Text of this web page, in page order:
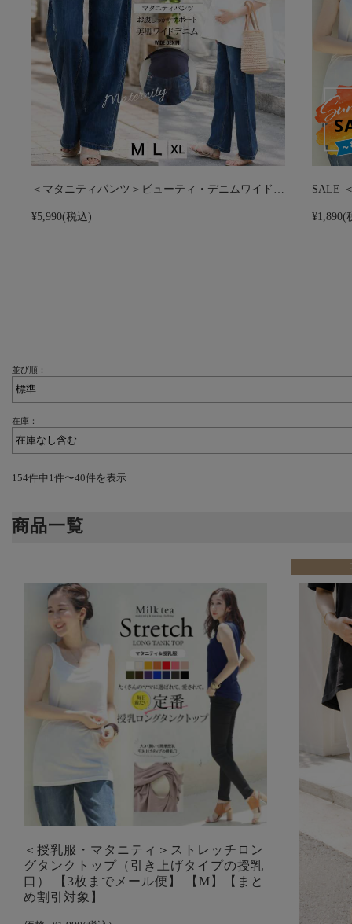
＜マタニティパンツ＞ビューティ・デニムワイド…
¥5,990(税込)
SALE
¥1,890(
並び順：
在庫：
154件中1件〜40件を表示
商品一覧
＜授乳服・マタニティ＞ストレッチロン
グタンクトップ（引き上げタイプの授乳
口） 【3枚までメール便】 【M】【まと
め割引対象】